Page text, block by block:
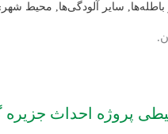
, سایر آلودگی‌ها, محیط
پروژه احداث